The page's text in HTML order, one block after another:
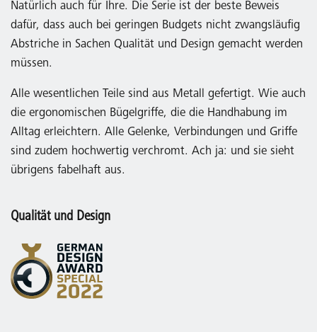
Natürlich auch für Ihre. Die Serie ist der beste Beweis
dafür, dass auch bei geringen Budgets nicht zwangsläufig
Abstriche in Sachen Qualität und Design gemacht werden
müssen.
Alle wesentlichen Teile sind aus Metall gefertigt. Wie auch
die ergonomischen Bügelgriffe, die die Handhabung im
Alltag erleichtern. Alle Gelenke, Verbindungen und Griffe
sind zudem hochwertig verchromt. Ach ja: und sie sieht
übrigens fabelhaft aus.
Qualität und Design